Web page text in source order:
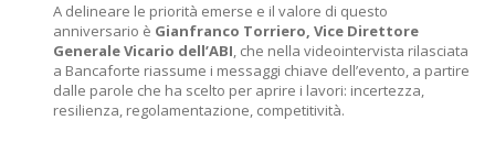
A delineare le priorità emerse e il valore di questo
anniversario è Gianfranco Torriero, Vice Direttore
Generale Vicario dell’ABI, che nella videointervista rilasciata
a Bancaforte riassume i messaggi chiave dell’evento, a partire
dalle parole che ha scelto per aprire i lavori: incertezza,
resilienza, regolamentazione, competitività.